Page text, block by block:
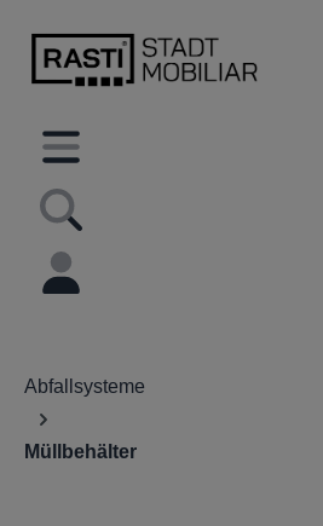
springen
Abfallsysteme
Müllbehälter